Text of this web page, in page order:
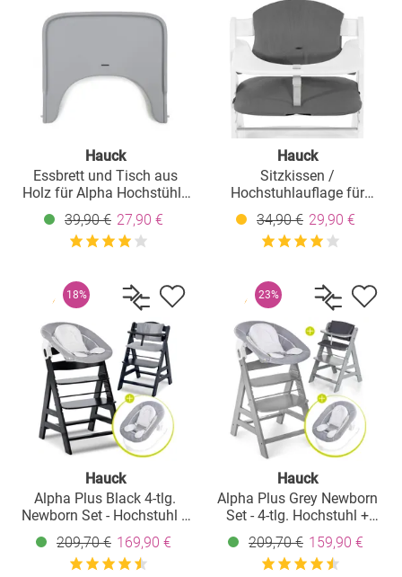
Hauck
Essbrett und Tisch aus
Holz für Alpha Hochstühle
(Wooden Tray) - Grau
39,90 € 27,90 €
Hauck
Sitzkissen /
Hochstuhlauflage für
Alpha, Beta & Arketa
Hochstuhl - Highchair Pad
Select - Muslin Dark Grey
34,90 € 29,90 €
18%
Hauck
Alpha Plus Black 4-tlg.
Newborn Set - Hochstuhl +
2in1 Babyaufsatz & Wippe
+ Sitzkissen - Stretch Grey
209,70 € 169,90 €
23%
Hauck
Alpha Plus Grey Newborn
Set - 4-tlg. Hochstuhl +
Neugeboreneneinsatz &
Wippe Stretch Grey +
Sitzpolster
209,70 € 159,90 €